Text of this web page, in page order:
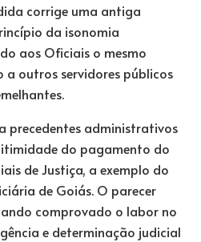
corrige uma antiga
da isonomia
aos Oficiais o mesmo
outros servidores públicos
precedentes administrativos
do pagamento do
de Justiça, a exemplo do
de Goiás. O parecer
comprovado o labor no
e determinação judicial